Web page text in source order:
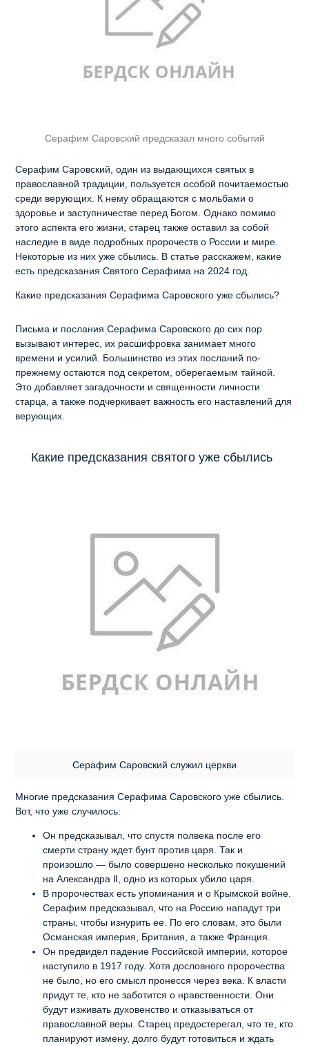
Серафим Саровский предсказал много событий
Серафим Саровский, один из выдающихся святых в
православной традиции, пользуется особой почитаемостью
среди верующих. К нему обращаются с мольбами о
здоровье и заступничестве перед Богом. Однако помимо
этого аспекта его жизни, старец также оставил за собой
наследие в виде подробных пророчеств о России и мире.
Некоторые из них уже сбылись. В статье расскажем, какие
есть предсказания Святого Серафима на 2024 год.
Какие предсказания Серафима Саровского уже сбылись?
Письма и послания Серафима Саровского до сих пор
вызывают интерес, их расшифровка занимает много
времени и усилий. Большинство из этих посланий по-
прежнему остаются под секретом, оберегаемым тайной.
Это добавляет загадочности и священности личности
старца, а также подчеркивает важность его наставлений для
верующих.
Какие предсказания святого уже сбылись
Серафим Саровский служил церкви
Многие предсказания Серафима Саровского уже сбылись.
Вот, что уже случилось:
Он предсказывал, что спустя полвека после его
смерти страну ждет бунт против царя. Так и
произошло — было совершено несколько покушений
на Александра Ⅱ, одно из которых убило царя.
В пророчествах есть упоминания и о Крымской войне.
Серафим предсказывал, что на Россию нападут три
страны, чтобы изнурить ее. По его словам, это были
Османская империя, Британия, а также Франция.
Он предвидел падение Российской империи, которое
наступило в 1917 году. Хотя дословного пророчества
не было, но его смысл пронесся через века. К власти
придут те, кто не заботится о нравственности. Они
будут изживать духовенство и отказываться от
православной веры. Старец предостерегал, что те, кто
планируют измену, долго будут готовиться и ждать